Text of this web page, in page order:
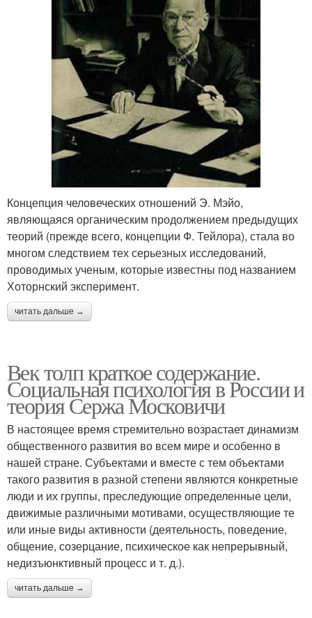
Концепция человеческих отношений Э. Мэйо,
являющаяся органическим продолжением предыдущих
теорий (прежде всего, концепции Ф. Тейлора), стала во
многом следствием тех серьезных исследований,
проводимых ученым, которые известны под названием
Хоторнский эксперимент.
читать дальше →
Век толп краткое содержание.
Социальная психология в России и
теория Сержа Московичи
В настоящее время стремительно возрастает динамизм
общественного развития во всем мире и особенно в
нашей стране. Субъектами и вместе с тем объектами
такого развития в разной степени являются конкретные
люди и их группы, преследующие определенные цели,
движимые различными мотивами, осуществляющие те
или иные виды активности (деятельность, поведение,
общение, созерцание, психическое как непрерывный,
недизъюнктивный процесс и т. д.).
читать дальше →